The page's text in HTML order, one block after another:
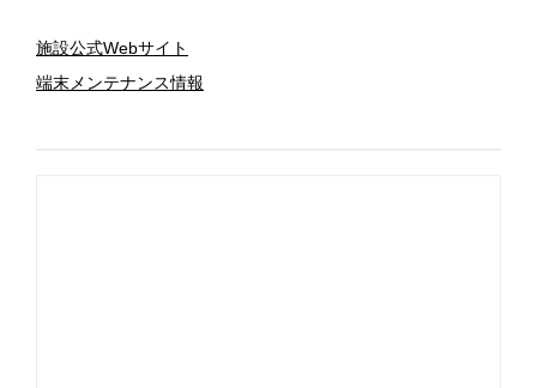
施設公式Webサイト
端末メンテナンス情報